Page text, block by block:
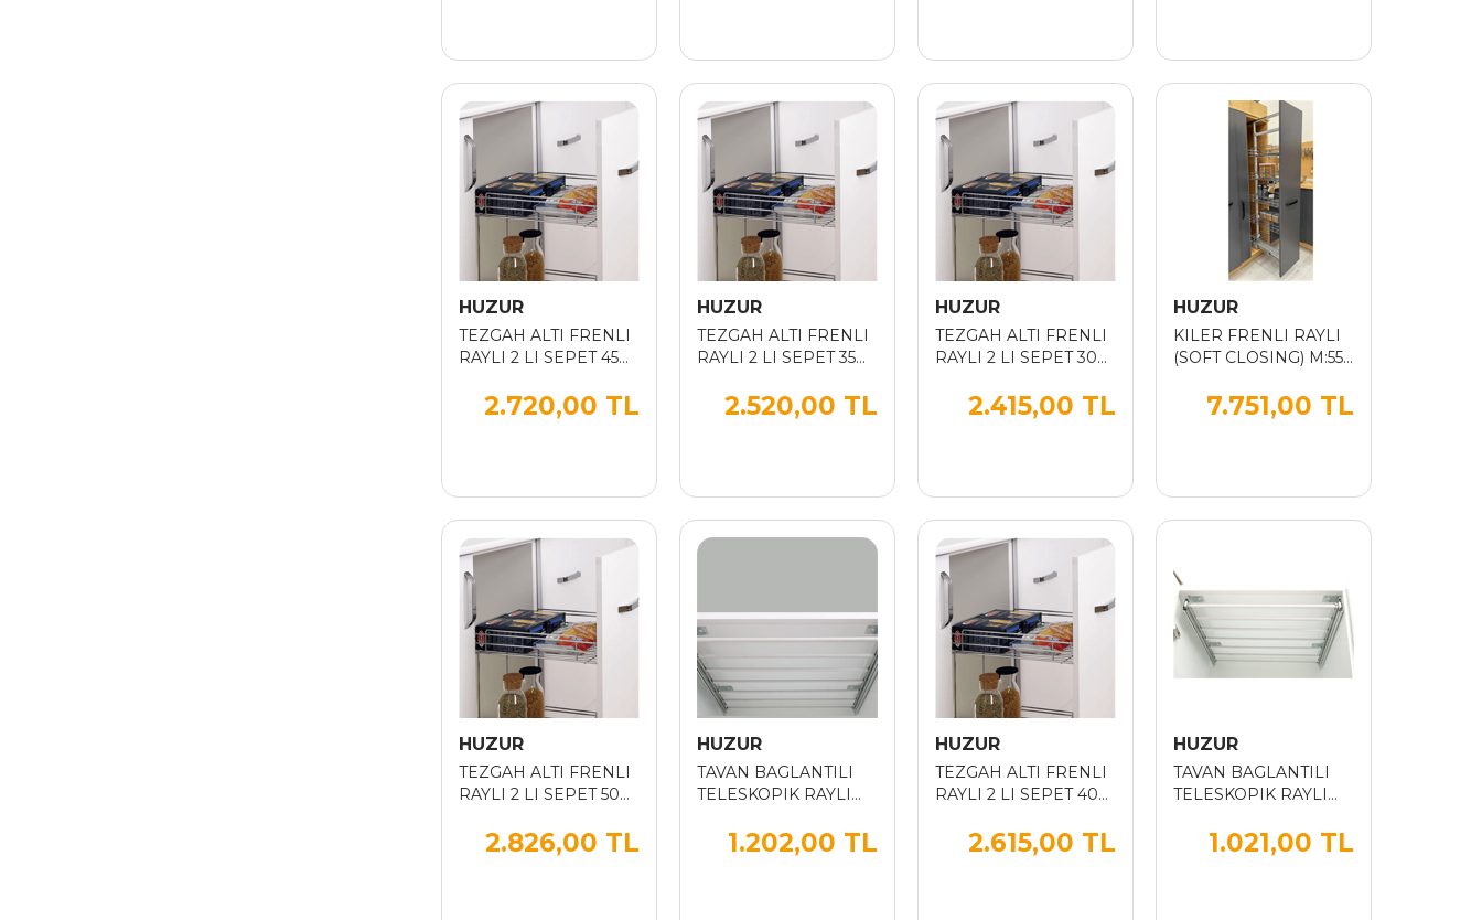
HUZUR
TEZGAH ALTI FRENLI
RAYLI 2 LI SEPET 45
2.720,00 TL
HUZUR
TEZGAH ALTI FRENLI
RAYLI 2 LI SEPET 35
2.520,00 TL
HUZUR
TEZGAH ALTI FRENLI
RAYLI 2 LI SEPET 30
2.415,00 TL
HUZUR
KILER FRENLI RAYLI
(SOFT CLOSING) M:550
7.751,00 TL
HUZUR
TEZGAH ALTI FRENLI
RAYLI 2 LI SEPET 50
2.826,00 TL
HUZUR
TAVAN BAGLANTILI
TELESKOPIK RAYLI
PANTOLONLUK 90
1.202,00 TL
HUZUR
TEZGAH ALTI FRENLI
RAYLI 2 LI SEPET 40
2.615,00 TL
HUZUR
TAVAN BAGLANTILI
TELESKOPIK RAYLI
PANTOLONLUK 50 CM
1.021,00 TL